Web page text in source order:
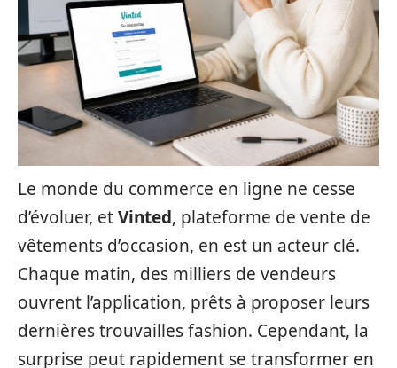
Le monde du commerce en ligne ne cesse
d’évoluer, etVinted, plateforme de vente de
vêtements d’occasion, en est un acteur clé.
Chaque matin, des milliers de vendeurs
ouvrent l’application, prêts à proposer leurs
dernières trouvailles fashion. Cependant, la
surprise peut rapidement se transformer en